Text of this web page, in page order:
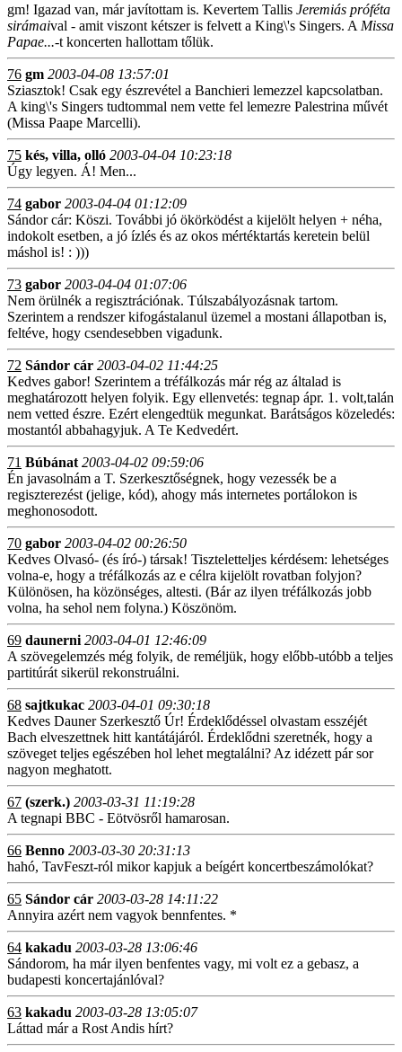
gm! Igazad van, már javítottam is. Kevertem Tallis Jeremiás próféta
sirámaival - amit viszont kétszer is felvett a King\'s Singers. A Missa
Papae...-t koncerten hallottam tőlük.
76 gm 2003-04-08 13:57:01
Sziasztok! Csak egy észrevétel a Banchieri lemezzel kapcsolatban.
A king\'s Singers tudtommal nem vette fel lemezre Palestrina művét
(Missa Paape Marcelli).
75 kés, villa, olló 2003-04-04 10:23:18
Úgy legyen. Á! Men...
74 gabor 2003-04-04 01:12:09
Sándor cár: Köszi. További jó ökörködést a kijelölt helyen + néha,
indokolt esetben, a jó ízlés és az okos mértéktartás keretein belül
máshol is! : )))
73 gabor 2003-04-04 01:07:06
Nem örülnék a regisztrációnak. Túlszabályozásnak tartom.
Szerintem a rendszer kifogástalanul üzemel a mostani állapotban is,
feltéve, hogy csendesebben vigadunk.
72 Sándor cár 2003-04-02 11:44:25
Kedves gabor! Szerintem a tréfálkozás már rég az általad is
meghatározott helyen folyik. Egy ellenvetés: tegnap ápr. 1. volt,talán
nem vetted észre. Ezért elengedtük megunkat. Barátságos közeledés:
mostantól abbahagyjuk. A Te Kedvedért.
71 Búbánat 2003-04-02 09:59:06
Én javasolnám a T. Szerkesztőségnek, hogy vezessék be a
regiszterezést (jelige, kód), ahogy más internetes portálokon is
meghonosodott.
70 gabor 2003-04-02 00:26:50
Kedves Olvasó- (és író-) társak! Tiszteletteljes kérdésem: lehetséges
volna-e, hogy a tréfálkozás az e célra kijelölt rovatban folyjon?
Különösen, ha közönséges, altesti. (Bár az ilyen tréfálkozás jobb
volna, ha sehol nem folyna.) Köszönöm.
69 daunerni 2003-04-01 12:46:09
A szövegelemzés még folyik, de reméljük, hogy előbb-utóbb a teljes
partitúrát sikerül rekonstruálni.
68 sajtkukac 2003-04-01 09:30:18
Kedves Dauner Szerkesztő Úr! Érdeklődéssel olvastam esszéjét
Bach elveszettnek hitt kantátájáról. Érdeklődni szeretnék, hogy a
szöveget teljes egészében hol lehet megtalálni? Az idézett pár sor
nagyon meghatott.
67 (szerk.) 2003-03-31 11:19:28
A tegnapi BBC - Eötvösről hamarosan.
66 Benno 2003-03-30 20:31:13
hahó, TavFeszt-ról mikor kapjuk a beígért koncertbeszámolókat?
65 Sándor cár 2003-03-28 14:11:22
Annyira azért nem vagyok bennfentes. *
64 kakadu 2003-03-28 13:06:46
Sándorom, ha már ilyen benfentes vagy, mi volt ez a gebasz, a
budapesti koncertajánlóval?
63 kakadu 2003-03-28 13:05:07
Láttad már a Rost Andis hírt?